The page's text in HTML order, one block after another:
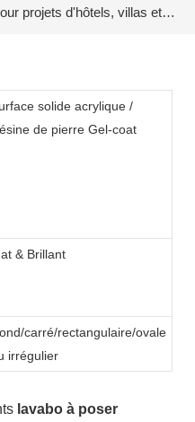
projets d'hôtels, villas et
solide acrylique /
de pierre Gel-coat
& Brillant
carré/rectangulaire/ovale
irrégulier
lavabo à poser